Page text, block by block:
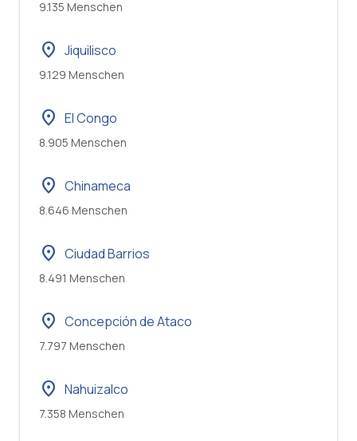
9.135 Menschen
location_on Jiquilisco
9.129 Menschen
location_on El Congo
8.905 Menschen
location_on Chinameca
8.646 Menschen
location_on Ciudad Barrios
8.491 Menschen
location_on Concepción de Ataco
7.797 Menschen
location_on Nahuizalco
7.358 Menschen